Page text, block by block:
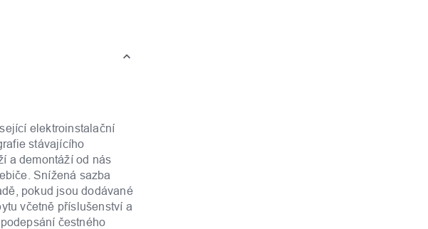
elektroinstalační
stávajícího
a demontáží od nás
Snížená sazba
pokud jsou dodávané
včetně příslušenství a
čestného